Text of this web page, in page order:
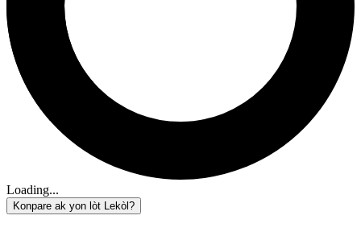
Loading...
Konpare ak yon lòt Lekòl?